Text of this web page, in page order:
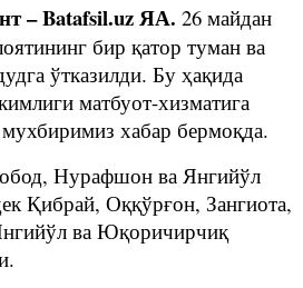
– Batafsil.uz ЯА. 26 майдан
бир қатор туман ва
ўтказилди. Бу ҳақида
матбуот-хизматига
хабар бермоқда.
Нурафшон ва Янгийўл
Қибрай, Оққўрғон, Зангиота,
ва Юқоричирчиқ